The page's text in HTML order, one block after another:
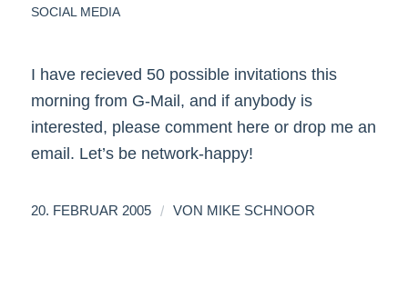
SOCIAL MEDIA
I have recieved 50 possible invitations this
morning from G-Mail, and if anybody is
interested, please comment here or drop me an
email. Let’s be network-happy!
20. FEBRUAR 2005 / VON MIKE SCHNOOR